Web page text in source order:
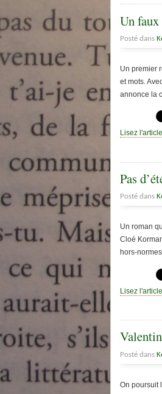
Un
Posté dans
Un premier
et mots.
annonce la
Lisez
Pas
Posté dans
Un roman
Cloé
hors-
Lisez
Posté dans
On poursuit